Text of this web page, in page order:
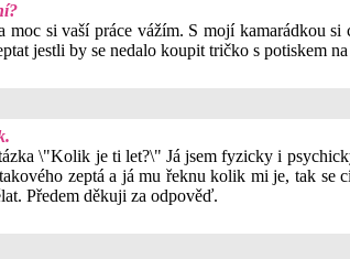
si vaší práce vážím. S mojí kamarádkou
jestli by se nedalo koupit tričko s potiskem
\"Kolik je ti let?\" Já jsem fyzicky i
zeptá a já mu řeknu kolik mi je, tak
Předem děkuji za odpověď.